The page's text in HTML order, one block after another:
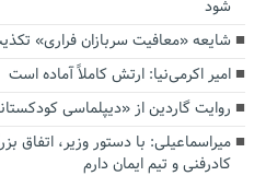
شود
شایعه «معافیت سربازان فراری»
امیر اکرمی‌نیا: ارتش کاملاً آماده است
روایت گاردین از «دیپلماسی
میراسماعیلی: با دستور وزیر،
کادرفنی و تیم ایمان دارم